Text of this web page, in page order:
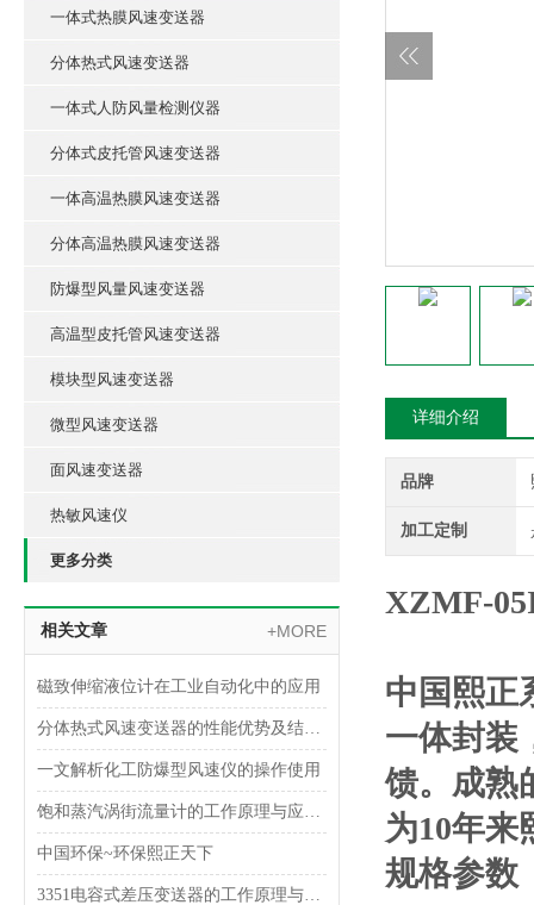
一体式热膜风速变送器
分体热式风速变送器
一体式人防风量检测仪器
分体式皮托管风速变送器
一体高温热膜风速变送器
分体高温热膜风速变送器
防爆型风量风速变送器
高温型皮托管风速变送器
模块型风速变送器
微型风速变送器
面风速变送器
热敏风速仪
更多分类
相关文章 +MORE
磁致伸缩液位计在工业自动化中的应用
分体热式风速变送器的性能优势及结构设计
一文解析化工防爆型风速仪的操作使用
饱和蒸汽涡街流量计的工作原理与应用分析
中国环保~环保熙正天下
3351电容式差压变送器的工作原理与结构特点
详细介绍
品牌
加工定制
XZMF-
中国熙正
一体封装
馈。成熟
为10年来
规格参数